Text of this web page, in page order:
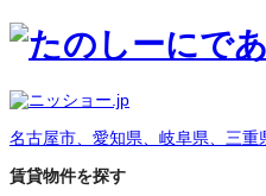
名古屋市、愛知県、岐阜県、三
賃貸物件を探す